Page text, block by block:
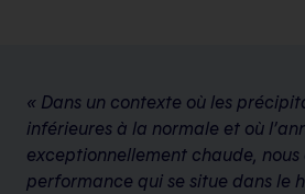
« Dans un contexte où les
inférieures à la normale et où
exceptionnellement chaude, nous
performance qui se situe dans le